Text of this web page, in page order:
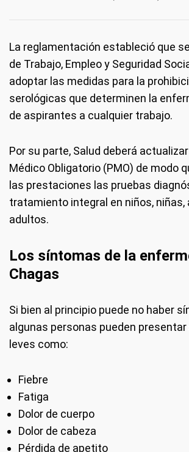
La reglamentación estableció que
de Trabajo, Empleo y Seguridad
adoptar las medidas para la
serológicas que determinen la
de aspirantes a cualquier trabajo.
Por su parte, Salud deberá
Médico Obligatorio (PMO) de modo
las prestaciones las pruebas
tratamiento integral en niños,
adultos.
Los síntomas de la
Chagas
Si bien al principio puede no haber
algunas personas pueden
leves como:
Fiebre
Fatiga
Dolor de cuerpo
Dolor de cabeza
Pérdida de apetito